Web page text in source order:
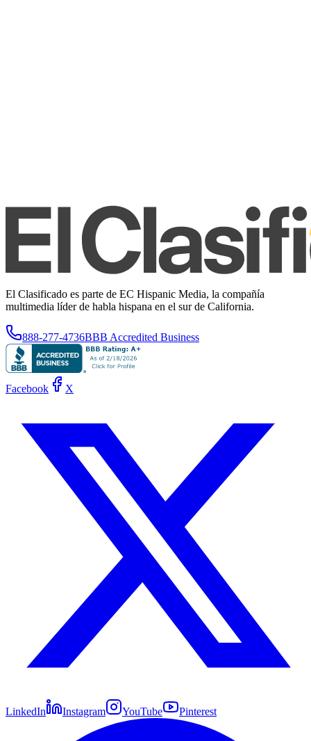
El Clasificado es parte de EC Hispanic Media, la compañía
multimedia líder de habla hispana en el sur de California.
888-277-4736BBB Accredited Business
Facebook X
LinkedIn Instagram YouTube Pinterest